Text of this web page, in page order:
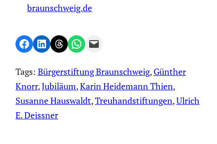
braunschweig.de
Share on Facebook
Share on LinkedIn
Share on Threads
Share on WhatsApp
Email this Page
Tags: Bürgerstiftung Braunschweig, Günther
Knorr, Jubiläum, Karin Heidemann Thien
Susanne Hauswaldt, Treuhandstiftungen, Ulrich
E. Deissner